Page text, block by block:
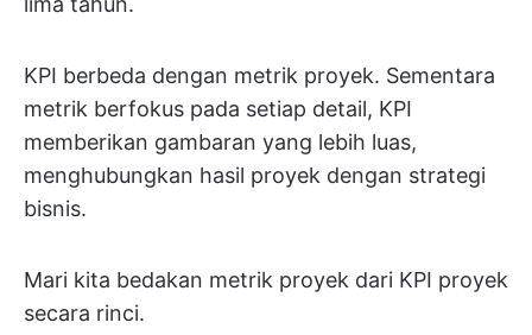
KPI berbeda dengan metrik proyek. Sementara
metrik berfokus pada setiap detail, KPI
memberikan gambaran yang lebih luas,
menghubungkan hasil proyek dengan strategi
bisnis.
Mari kita bedakan metrik proyek dari KPI proyek
secara rinci.